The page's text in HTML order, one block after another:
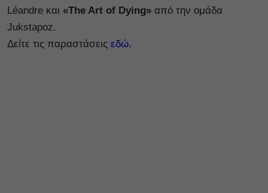
Léandre και «The Art of Dying» από την ομάδα
Jukstapoz.
Δείτε τις παραστάσεις εδώ.